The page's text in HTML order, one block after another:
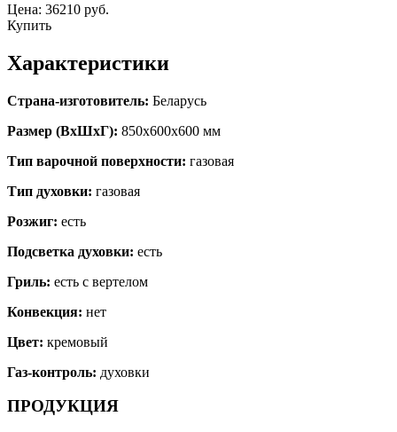
Цена: 36210 руб.
Купить
Характеристики
Страна-изготовитель: Беларусь
Размер (ВхШхГ): 850х600х600 мм
Тип варочной поверхности: газовая
Тип духовки: газовая
Розжиг: есть
Подсветка духовки: есть
Гриль: есть с вертелом
Конвекция: нет
Цвет: кремовый
Газ-контроль: духовки
ПРОДУКЦИЯ